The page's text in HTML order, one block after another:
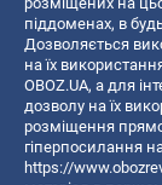
піддоменах, в
Дозволяється
на їх
OBOZ.UA, а для
дозволу на їх
розміщення
гіперпосилання
https://